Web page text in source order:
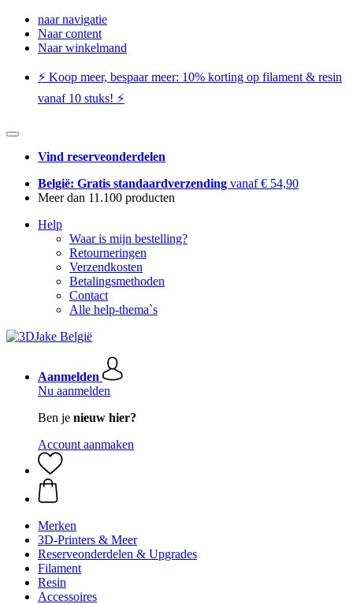
naar navigatie
Naar content
Naar winkelmand
⚡️ Koop meer, bespaar meer: ​​10% korting op filament & resin
vanaf 10 stuks! ⚡️
Vind reserveonderdelen
België: Gratis standaardverzending vanaf € 54,90
Meer dan 11.100 producten
Help
Waar is mijn bestelling?
Retourneringen
Verzendkosten
Betalingsmethoden
Contact
Alle help-thema`s
Aanmelden
Nu aanmelden
Ben je nieuw hier?
Account aanmaken
Merken
3D-Printers & Meer
Reserveonderdelen & Upgrades
Filament
Resin
Accessoires